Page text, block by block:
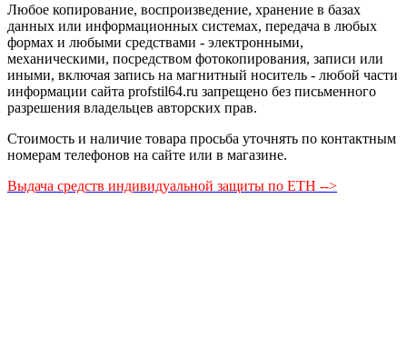
Любое копирование, воспроизведение, хранение в базах
данных или информационных системах, передача в любых
формах и любыми средствами - электронными,
механическими, посредством фотокопирования, записи или
иными, включая запись на магнитный носитель - любой части
информации сайта profstil64.ru запрещено без письменного
разрешения владельцев авторских прав.
Стоимость и наличие товара просьба уточнять по контактным
номерам телефонов на сайте или в магазине.
Выдача средств индивидуальной защиты по ЕТН -->